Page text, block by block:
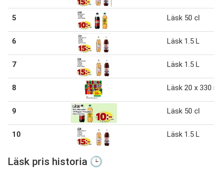
5 Läsk 50 cl
6 Läsk 1.5 L
7 Läsk 1.5 L
8 Läsk 20 x 330 ml
9 Läsk 50 cl
10 Läsk 1.5 L
Läsk pris historia 🕒